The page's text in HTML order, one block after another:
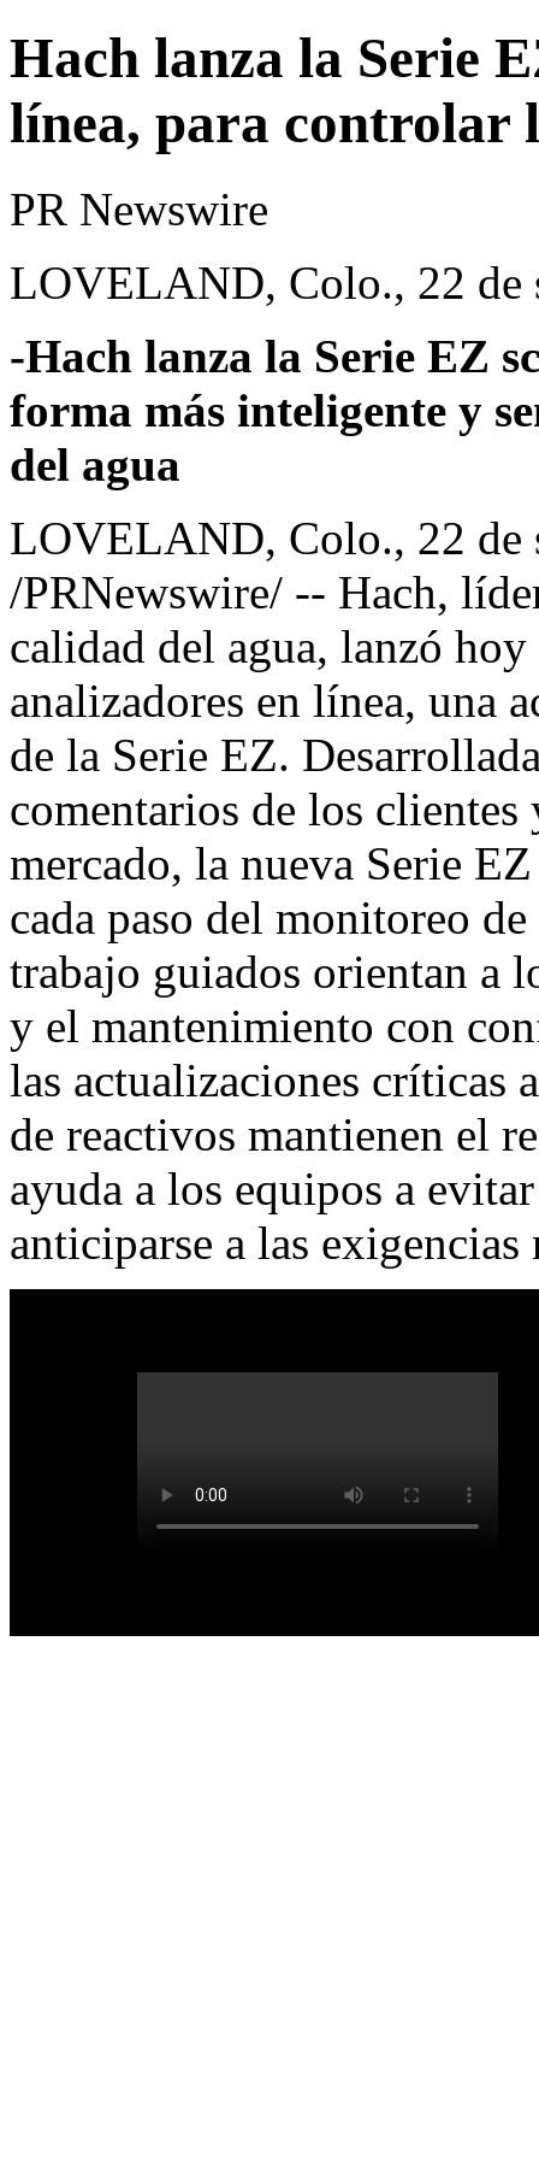
Hach lanza la Serie
línea, para controlar
PR Newswire
LOVELAND, Colo., 22 de
-Hach lanza la Serie EZ
forma más inteligente y
del agua
LOVELAND, Colo., 22 de
/PRNewswire/ -- Hach,
calidad del agua, lanzó
analizadores en línea, una
de la Serie EZ.
comentarios de los clientes
mercado, la nueva Serie
cada paso del monitoreo
trabajo guiados orientan a
y el mantenimiento con
las actualizaciones críticas
de reactivos mantienen el
ayuda a los equipos a
anticiparse a las